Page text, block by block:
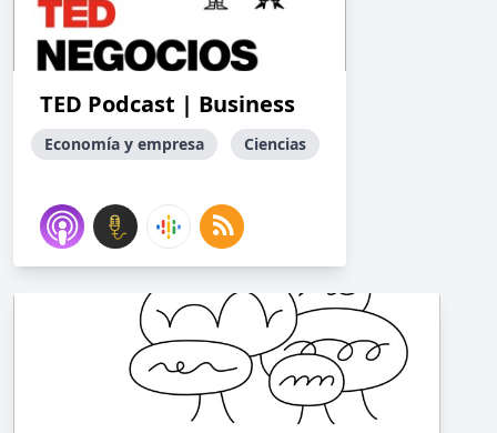
TED Podcast | Business
Economía y empresa Ciencias